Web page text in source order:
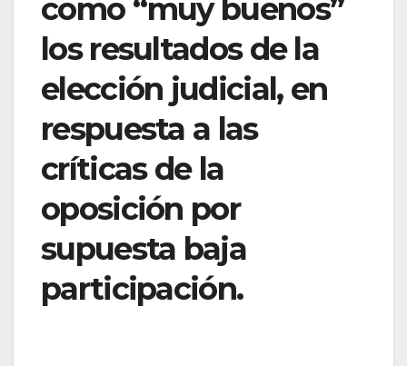
como “muy buenos”
los resultados de la
elección judicial, en
respuesta a las
críticas de la
oposición por
supuesta baja
participación.